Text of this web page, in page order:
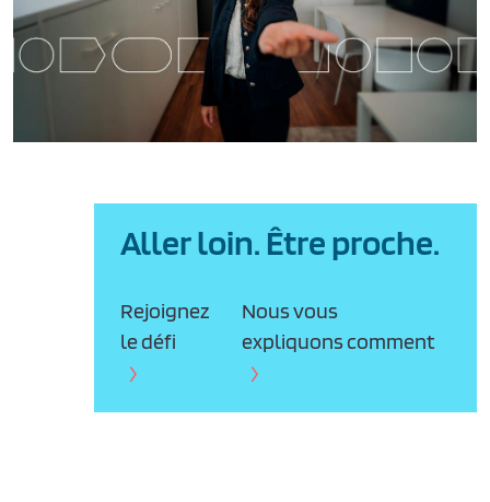
Aller loin. Être proche.
Rejoignez
le défi
Nous vous
expliquons comment